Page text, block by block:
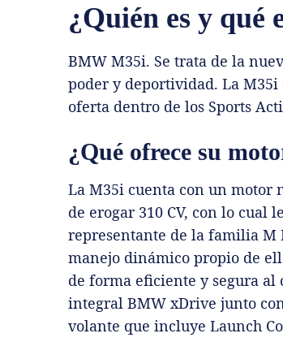
¿Quién es y qué
BMW M35i. Se trata de la
poder y deportividad. La
oferta dentro de los Sports
¿Qué ofrece su
La M35i cuenta con un motor
de erogar 310 CV, con lo
representante de la familia M
manejo dinámico propio de
de forma eficiente y segura
integral BMW xDrive junto
volante que incluye Launch